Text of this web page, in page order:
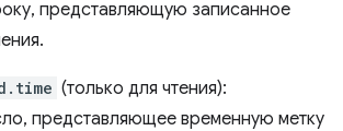
представляющую записанное
(только для чтения):
представляющее временную метку